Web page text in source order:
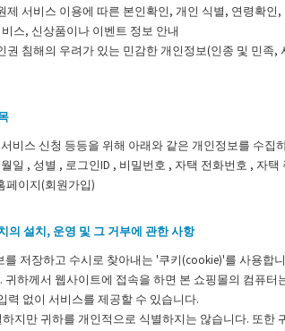
제 서비스 이용에 따른 본인확인, 개인 식별, 연령확인
스, 신상품이나 이벤트 정보 안내
권 침해의 우려가 있는 민감한 개인정보(인종 및 민
비스 신청 등등을 위해 아래와 같은 개인정보를 수집
일 , 성별 , 로그인ID , 비밀번호 , 자택 전화번호 , 자
페이지(회원가입)
의 설치, 운영 및 그 거부에 관한 사항
를 저장하고 수시로 찾아내는 '쿠키(cookie)'를 사용
귀하께서 웹사이트에 접속을 하면 본 쇼핑몰의 컴퓨
력 없이 서비스를 제공할 수 있습니다.
지만 귀하를 개인적으로 식별하지는 않습니다. 또